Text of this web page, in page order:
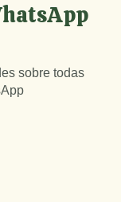
sobre todas